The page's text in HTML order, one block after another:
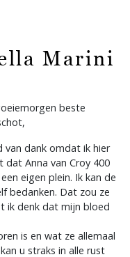
Marini
beste
van dank omdat ik hier
Anna van Croy 400
eigen plein. Ik kan de
bedanken. Dat zou ze
ik denk dat mijn bloed
is en wat ze allemaal
u straks in alle rust